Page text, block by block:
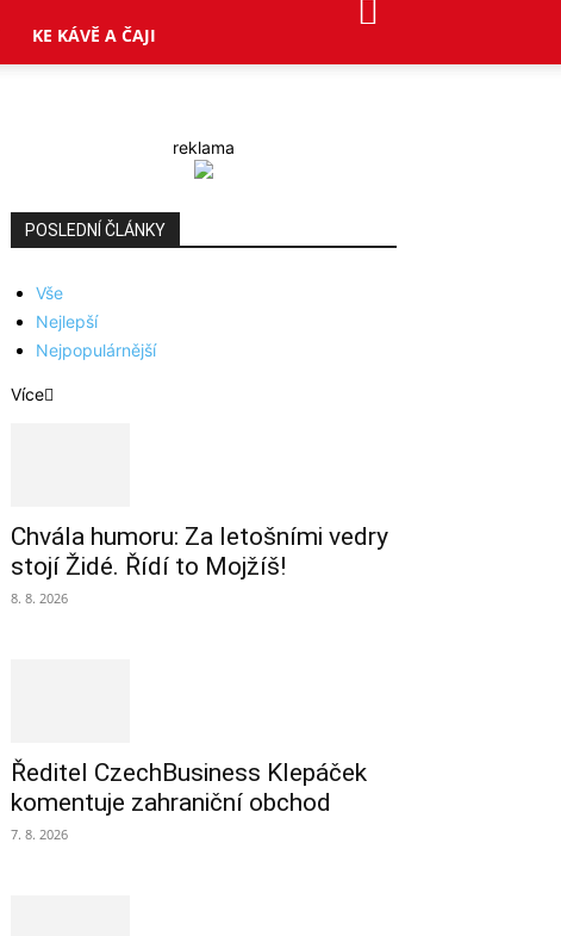
KE KÁVĚ A ČAJI
reklama
POSLEDNÍ ČLÁNKY
Vše
Nejlepší
Nejpopulárnější
Více
Chvála humoru: Za letošními vedry
stojí Židé. Řídí to Mojžíš!
8. 8. 2026
Ředitel CzechBusiness Klepáček
komentuje zahraniční obchod
7. 8. 2026